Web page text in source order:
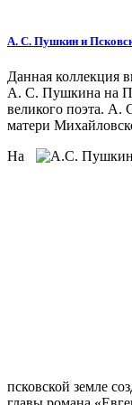
А. С. Пушкин и
Данная коллекция
А. С. Пушкина на
великого поэта. А.
матери
На
псковской земле